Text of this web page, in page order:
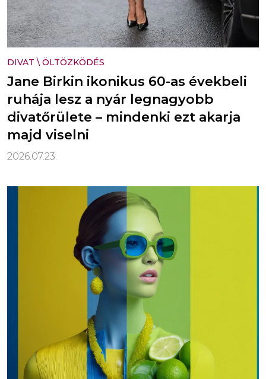
DIVAT \ ÖLTÖZKÖDÉS
Jane Birkin ikonikus 60-as évekbeli
ruhája lesz a nyár legnagyobb
divatőrülete – mindenki ezt akarja
majd viselni
2026.07.23.